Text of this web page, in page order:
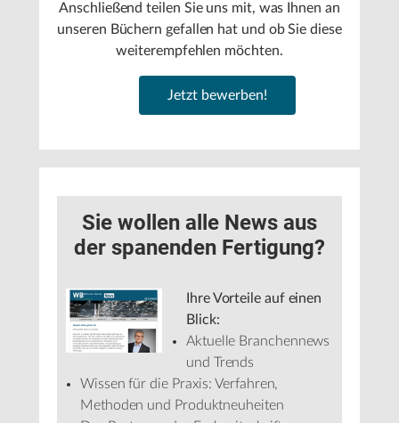
Anschließend teilen Sie uns mit, was Ihnen an
unseren Büchern gefallen hat und ob Sie diese
weiterempfehlen möchten.
Jetzt bewerben!
Sie wollen alle News aus
der spanenden Fertigung?
Ihre Vorteile auf einen
Blick:
Aktuelle Branchennews
und Trends
Wissen für die Praxis: Verfahren,
Methoden und Produktneuheiten